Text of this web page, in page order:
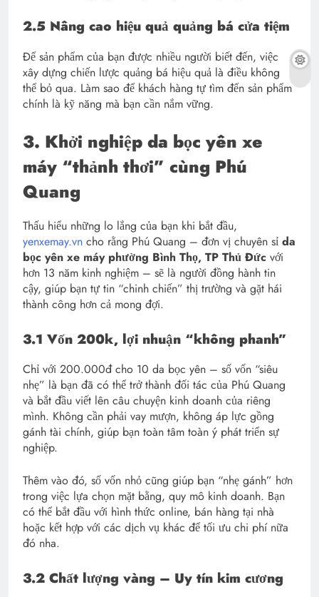
2.5 Nâng cao hiệu quả quảng bá cửa tiệm
Để sản phẩm của bạn được nhiều người biết đến, việc
xây dựng chiến lược quảng bá hiệu quả là điều không
thể bỏ qua. Làm sao để khách hàng tự tìm đến sản phẩm
chính là kỹ năng mà bạn cần nắm vững.
3. Khởi nghiệp da bọc yên xe
máy “thảnh thơi” cùng Phú
Quang
Thấu hiểu những lo lắng của bạn khi bắt đầu,
yenxemay.vn cho rằng Phú Quang – đơn vị chuyên sỉ da
bọc yên xe máy phường Bình Thọ, TP Thủ Đức với
hơn 13 năm kinh nghiệm – sẽ là người đồng hành tin
cậy, giúp bạn tự tin “chinh chiến” thị trường và gặt hái
thành công hơn cả mong đợi.
3.1 Vốn 200k, lợi nhuận “không phanh”
Chỉ với 200.000đ cho 10 da bọc yên – số vốn “siêu
nhẹ” là bạn đã có thể trở thành đối tác của Phú Quang
và bắt đầu viết lên câu chuyện kinh doanh của riêng
mình. Không cần phải vay mượn, không áp lực gồng
gánh tài chính, giúp bạn toàn tâm toàn ý phát triển sự
nghiệp.
Thêm vào đó, số vốn nhỏ cũng giúp bạn “nhẹ gánh” hơn
trong việc lựa chọn mặt bằng, quy mô kinh doanh. Bạn
có thể bắt đầu với hình thức online, bán hàng tại nhà
hoặc kết hợp với các dịch vụ khác để tối ưu chi phí nữa
đó nha.
3.2 Chất lượng vàng – Uy tín kim cương